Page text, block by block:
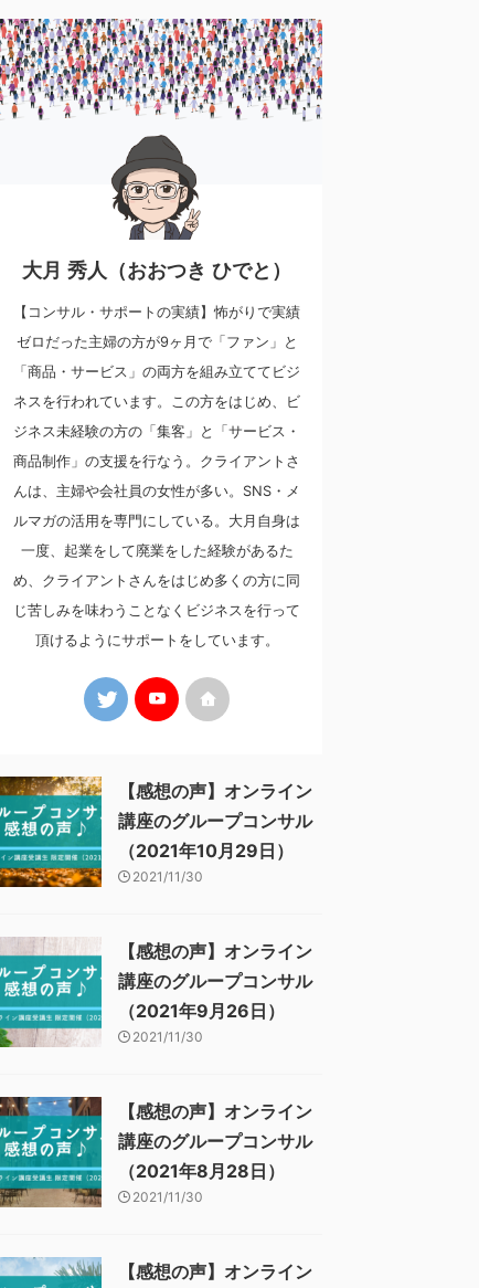
大月 秀人（おおつき ひでと）
【コンサル・サポートの実績】怖がりで実績
ゼロだった主婦の方が9ヶ月で「ファン」と
「商品・サービス」の両方を組み立ててビジ
ネスを行われています。この方をはじめ、ビ
ジネス未経験の方の「集客」と「サービス・
商品制作」の支援を行なう。クライアントさ
んは、主婦や会社員の女性が多い。SNS・メ
ルマガの活用を専門にしている。大月自身は
一度、起業をして廃業をした経験があるた
め、クライアントさんをはじめ多くの方に同
じ苦しみを味わうことなくビジネスを行って
頂けるようにサポートをしています。
【感想の声】オンライン
講座のグループコンサル
（2021年10月29日）
2021/11/30
【感想の声】オンライン
講座のグループコンサル
（2021年9月26日）
2021/11/30
【感想の声】オンライン
講座のグループコンサル
（2021年8月28日）
2021/11/30
【感想の声】オンライン